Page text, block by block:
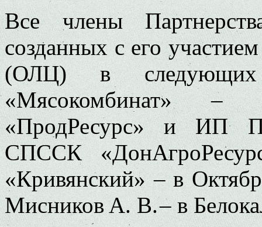
Все члены
созданных с его
(ОЛЦ) в
«Мясокомбинат»
«ПродРесурс» и ИП
СПССК
«Кривянский» – в
Мисников А. В. – в